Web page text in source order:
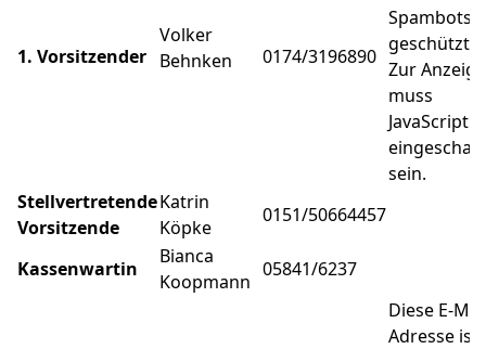
1. Vorsitzender
Volker
Behnken
0174/3196890
Spambots
geschützt!
Zur Anzeige
muss
JavaScript
sein.
Stellvertretende
Vorsitzende
Katrin
Köpke
0151/50664457
Kassenwartin
Bianca
Koopmann
05841/6237
Diese E-
Adresse ist